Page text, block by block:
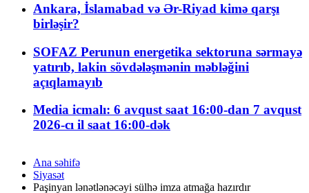
Ankara, İslamabad və Ər-Riyad kimə qarşı
birləşir?
SOFAZ Perunun energetika sektoruna sərmayə
yatırıb, lakin sövdələşmənin məbləğini
açıqlamayıb
Media icmalı: 6 avqust saat 16:00-dan 7 avqust
2026-cı il saat 16:00-dək
Ana səhifə
Siyasət
Paşinyan lənətlənəcəyi sülhə imza atmağa hazırdır